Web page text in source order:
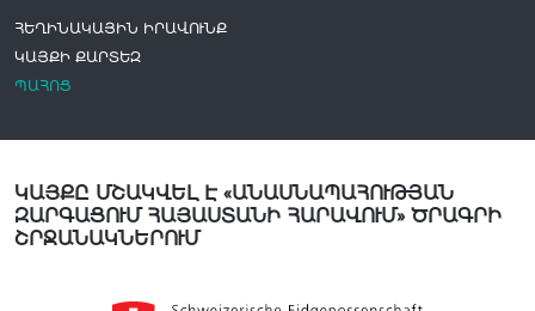
ՀԵՂԻՆԱԿԱՅԻՆ ԻՐԱՎՈՒՆՔ
ԿԱՅՔԻ ՔԱՐՏԵԶ
ՊԱՀՈՑ
ԿԱՅՔԸ ՄՇԱԿՎԵԼ Է «ԱՆԱՍՆԱՊԱՀՈՒԹՅԱՆ
ԶԱՐԳԱՑՈՒՄ ՀԱՅԱՍՏԱՆԻ ՀԱՐԱՎՈՒՄ» ԾՐԱԳՐԻ
ՇՐՋԱՆԱԿՆԵՐՈՒՄ